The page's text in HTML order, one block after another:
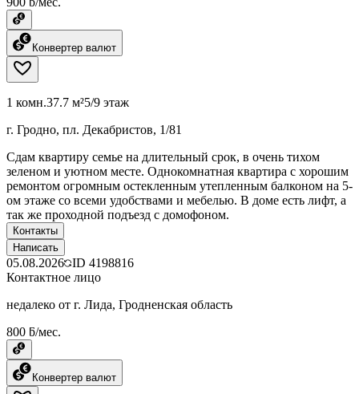
Конвертер валют
1 комн.37.7 м²5/9 этаж
г. Гродно, пл. Декабристов, 1/81
Сдам квартиру семье на длительный срок, в очень тихом
зеленом и уютном месте. Однокомнатная квартира с хорошим
ремонтом огромным остекленным утепленным балконом на 5-
ом этаже со всеми удобствами и мебелью. В доме есть лифт, а
так же проходной подъезд с домофоном.
Контакты
Написать
05.08.2026 ID 4198816
Контактное лицо
недалеко от г. Лида, Гродненская область
800 ƃ/мес.
Конвертер валют